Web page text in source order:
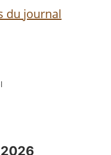
du journal
2026